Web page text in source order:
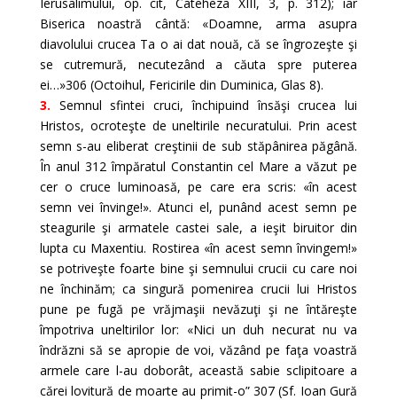
Biserica noastră cântă: «Doamne, arma asupra
diavolului crucea Ta o ai dat nouă, că se îngrozeşte şi
se cutremură, necutezând a căuta spre puterea
ei…»306 (Octoihul, Fericirile din Duminica, Glas 8).
3. Semnul sfintei cruci, închipuind însăşi crucea lui
Hristos, ocroteşte de uneltirile necuratului. Prin acest
semn s-au eliberat creştinii de sub stăpânirea păgână.
În anul 312 împăratul Constantin cel Mare a văzut pe
cer o cruce luminoasă, pe care era scris: «în acest
semn vei învinge!». Atunci el, punând acest semn pe
steagurile şi armatele castei sale, a ieşit biruitor din
lupta cu Maxentiu. Rostirea «în acest semn învingem!»
se potriveşte foarte bine şi semnului crucii cu care noi
ne închinăm; ca singură pomenirea crucii lui Hristos
pune pe fugă pe vrăjmaşii nevăzuţi şi ne întăreşte
împotriva uneltirilor lor: «Nici un duh necurat nu va
îndrăzni să se apropie de voi, văzând pe faţa voastră
armele care l-au doborât, această sabie sclipitoare a
cărei lovitură de moarte au primit-o” 307 (Sf. Ioan Gură